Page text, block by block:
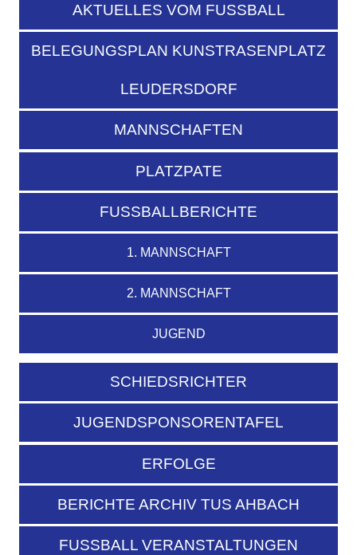
AKTUELLES VOM FUSSBALL
BELEGUNGSPLAN KUNSTRASENPLATZ
LEUDERSDORF
MANNSCHAFTEN
PLATZPATE
FUSSBALLBERICHTE
1. MANNSCHAFT
2. MANNSCHAFT
JUGEND
SCHIEDSRICHTER
JUGENDSPONSORENTAFEL
ERFOLGE
BERICHTE ARCHIV TUS AHBACH
FUSSBALL VERANSTALTUNGEN